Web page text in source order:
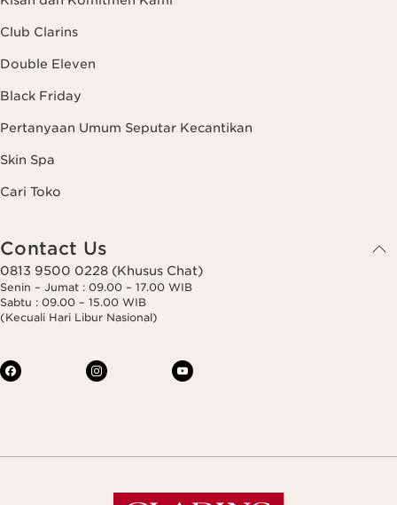
Club Clarins
Double Eleven
Black Friday
Pertanyaan Umum Seputar Kecantikan
Skin Spa
Cari Toko
Contact Us
0813 9500 0228 (Khusus Chat)
Senin – Jumat : 09.00 – 17.00 WIB
Sabtu : 09.00 – 15.00 WIB
(Kecuali Hari Libur Nasional)